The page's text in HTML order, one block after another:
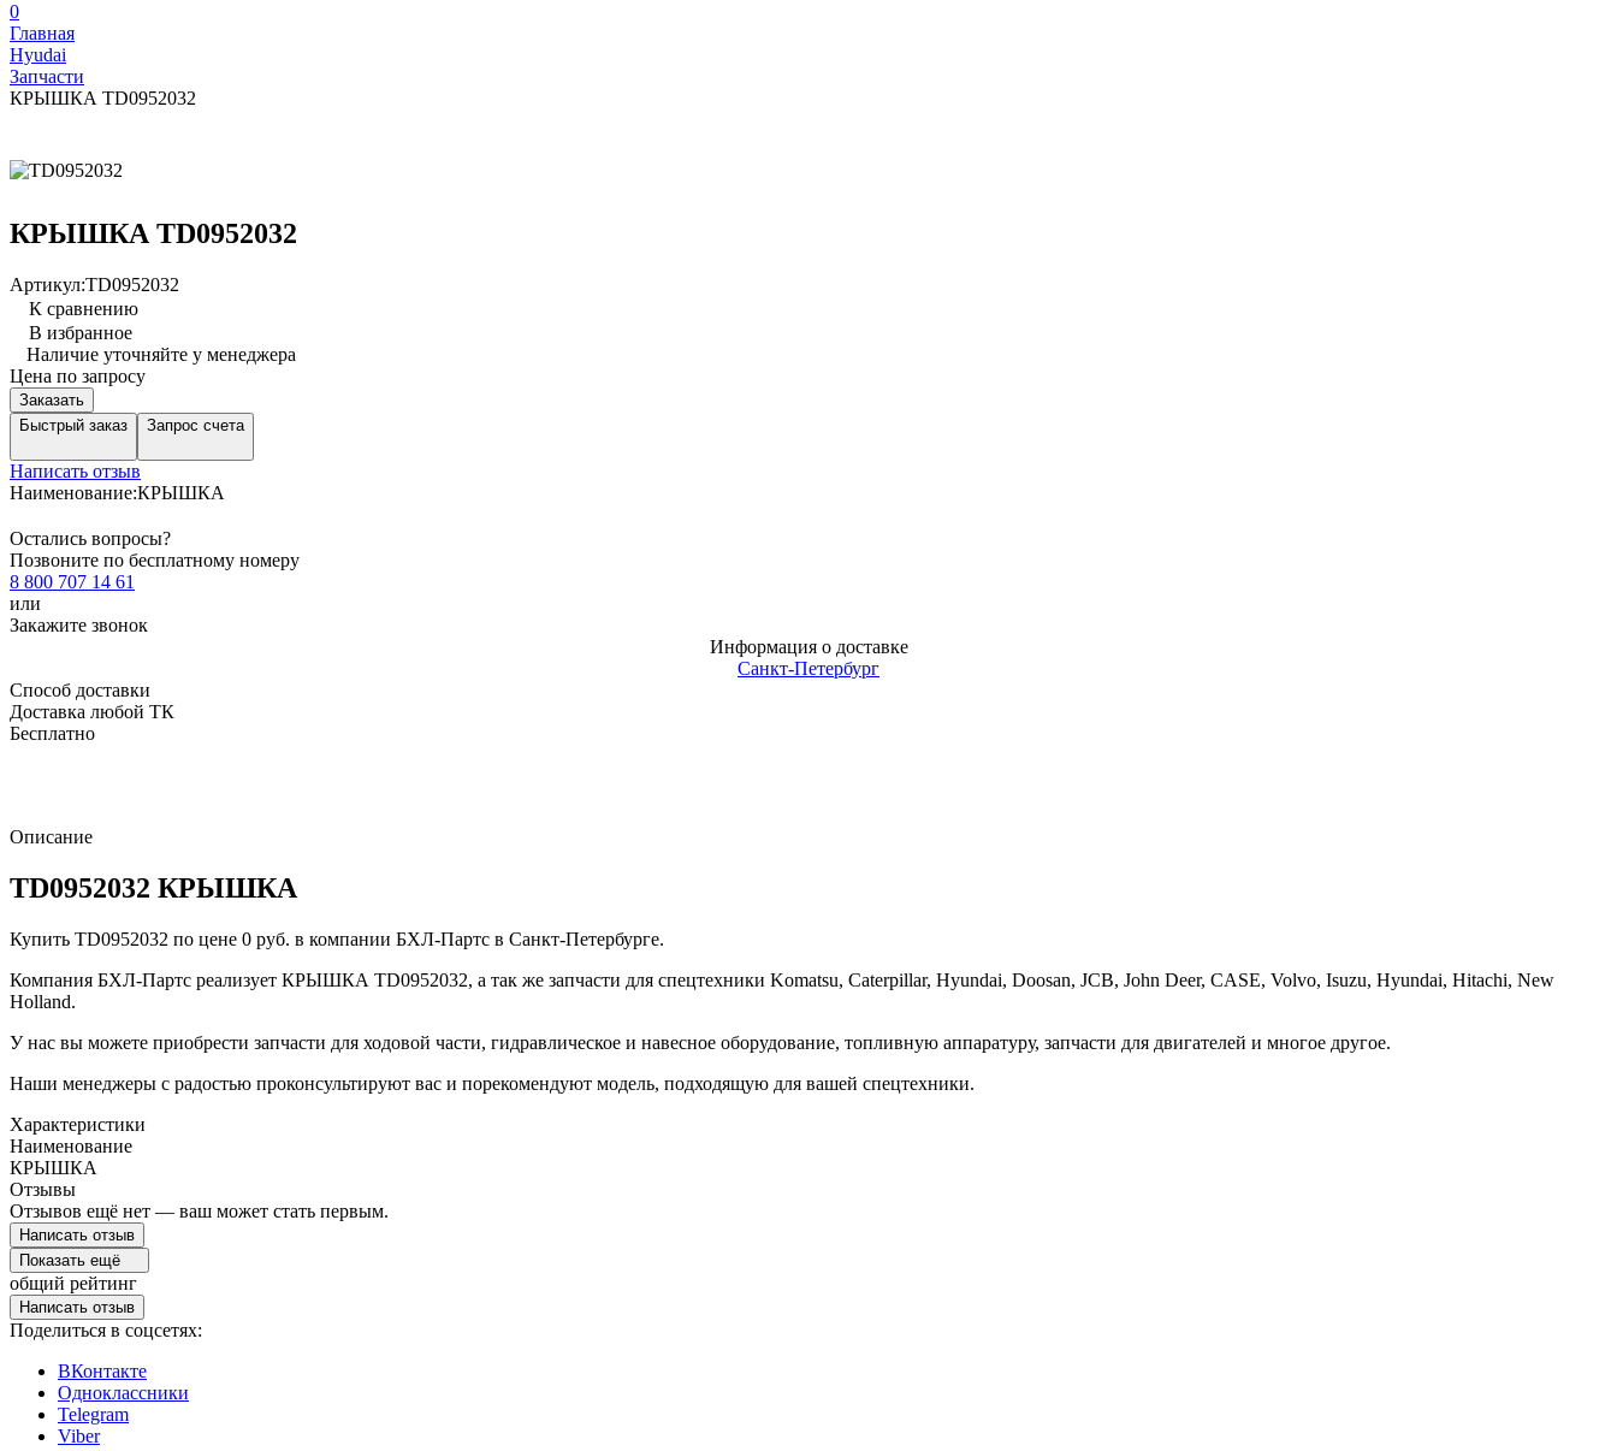
0
Главная
Hyudai
Запчасти
КРЫШКА TD0952032
КРЫШКА TD0952032
Артикул:TD0952032
К сравнению
В избранное
Наличие уточняйте у менеджера
Цена по запросу
Заказать
Быстрый заказ
Запрос счета
Написать отзыв
Наименование:КРЫШКА
Остались вопросы?
Позвоните по бесплатному номеру
8 800 707 14 61
или
Закажите звонок
Информация о доставке
Санкт-Петербург
Способ доставки
Доставка любой ТК
Бесплатно
Описание
TD0952032 КРЫШКА
Купить TD0952032 по цене 0 руб. в компании БХЛ-Партс в Санкт-Петербурге.
Компания БХЛ-Партс реализует КРЫШКА TD0952032, а так же запчасти для спецтехники Komatsu, Caterpillar, Hyundai, Doosan, JCB, John Deer, CASE, Volvo, Isuzu, Hyundai, Hitachi, New
Holland.
У нас вы можете приобрести запчасти для ходовой части, гидравлическое и навесное оборудование, топливную аппаратуру, запчасти для двигателей и многое другое.
Наши менеджеры с радостью проконсультируют вас и порекомендуют модель, подходящую для вашей спецтехники.
Характеристики
Наименование
КРЫШКА
Отзывы
Отзывов ещё нет — ваш может стать первым.
Написать отзыв
Показать ещё
общий рейтинг
Написать отзыв
Поделиться в соцсетях:
ВКонтакте
Одноклассники
Telegram
Viber